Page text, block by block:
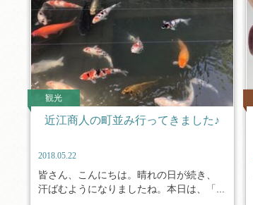
観光
近江商人の町並み行ってきました♪
2018.05.22
皆さん、こんにちは。晴れの日が続き、
汗ばむようになりましたね。本日は、「...